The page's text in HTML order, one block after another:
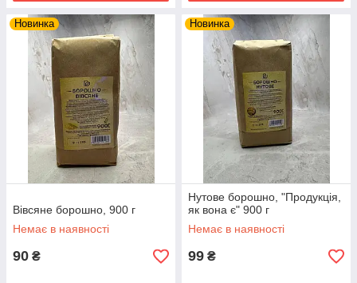
Новинка
Вівсяне борошно, 900 г
Немає в наявності
90 ₴
Новинка
Нутове борошно, "Продукція,
як вона є" 900 г
Немає в наявності
99 ₴